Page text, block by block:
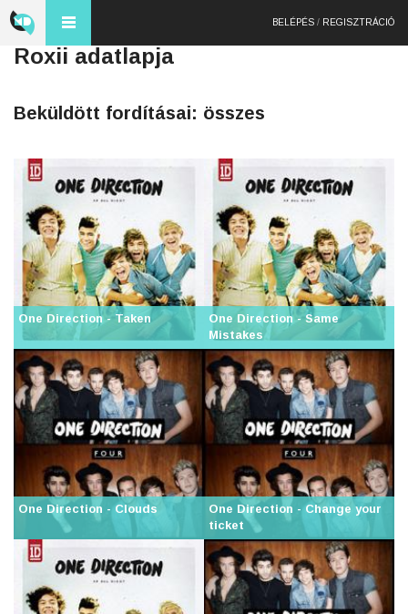
BELÉPÉS / REGISZTRÁCIÓ
Roxii adatlapja
Beküldött fordításai: összes
One Direction - Taken
One Direction - Same
Mistakes
One Direction - Clouds
One Direction - Change your
ticket